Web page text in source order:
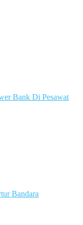
Bank Di Pesawat
Bandara